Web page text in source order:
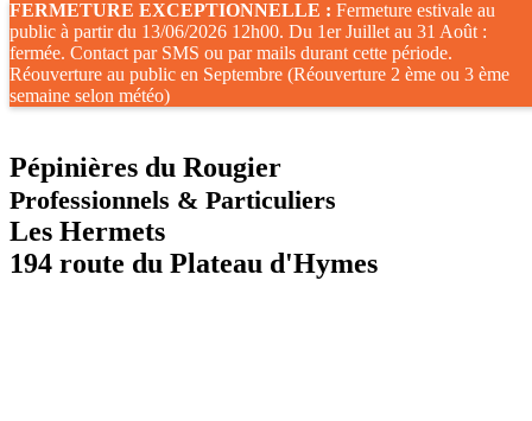
FERMETURE EXCEPTIONNELLE : Fermeture estivale au
public à partir du 13/06/2026 12h00. Du 1er Juillet au 31 Août :
fermée. Contact par SMS ou par mails durant cette période.
Réouverture au public en Septembre (Réouverture 2 ème ou 3 ème
semaine selon météo)
Pépinières du Rougier
Professionnels & Particuliers
Les Hermets
194 route du Plateau d'Hymes